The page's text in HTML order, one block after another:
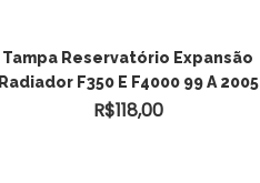
Tampa Reservatório Expansão
Radiador F350 E F4000 99 A 2005
R$118,00